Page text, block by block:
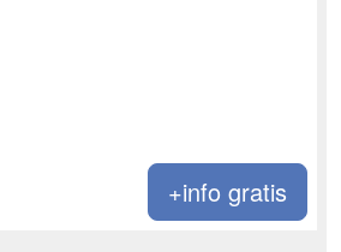
+info gratis